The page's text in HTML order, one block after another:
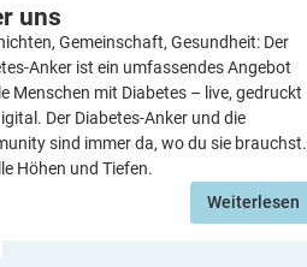
uns
Gemeinschaft, Gesundheit: Der
Anker ist ein umfassendes Angebot
Menschen mit Diabetes – live, gedruckt
Der Diabetes-Anker und die
sind immer da, wo du sie brauchst.
Höhen und Tiefen.
Weiterlesen